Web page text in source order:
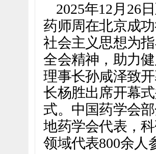
2025年12月26
药师周在北京成
社会主义思想为
全会精神，助力
理事长孙咸泽致
长杨胜出席开幕
式。中国药学会
地药学会代表，
领域代表800余人